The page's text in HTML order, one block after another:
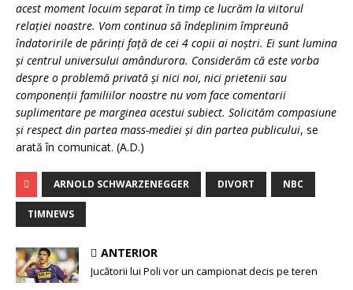
acest moment locuim separat în timp ce lucrăm la viitorul
relaţiei noastre. Vom continua să îndeplinim împreună
îndatoririle de părinţi faţă de cei 4 copii ai noştri. Ei sunt lumina
şi centrul universului amândurora. Considerăm că este vorba
despre o problemă privată şi nici noi, nici prietenii sau
componenţii familiilor noastre nu vom face comentarii
suplimentare pe marginea acestui subiect. Solicităm compasiune
şi respect din partea mass-mediei şi din partea publicului, se
arată în comunicat. (A.D.)
ARNOLD SCHWARZENEGGER DIVORT NBC
TIMNEWS
ANTERIOR
Jucătorii lui Poli vor un campionat decis pe teren